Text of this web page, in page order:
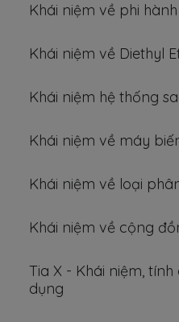
Khái niệm về phi
Khái niệm về Diethyl
Khái niệm hệ thống
Khái niệm về máy
Khái niệm về loại
Khái niệm về cộng
Tia X - Khái niệm,
dụng